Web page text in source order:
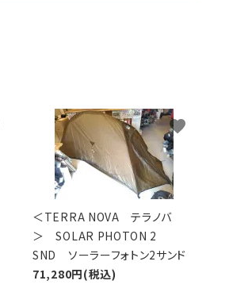
＜TERRA NOVA テラノバ
＞ SOLAR PHOTON 2
SND ソーラーフォトン2サンド
71,280円(税込)
favorite